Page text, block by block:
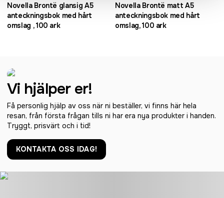
Novella Brontë glansig A5
anteckningsbok med hårt
omslag , 100 ark
Novella Brontë matt A5
anteckningsbok med hårt
omslag, 100 ark
Vi hjälper er!
Få personlig hjälp av oss när ni beställer, vi finns här hela
resan, från första frågan tills ni har era nya produkter i handen.
Tryggt, prisvärt och i tid!
KONTAKTA OSS IDAG!